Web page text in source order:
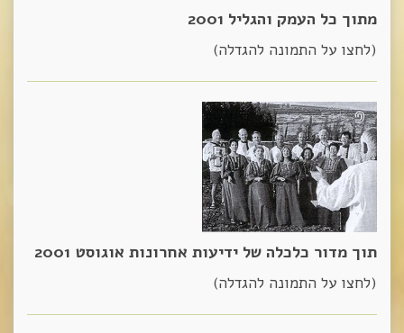
מתוך כל העמק והגליל 2001
(לחצו על התמונה להגדלה)
תוך מדור כלכלה של ידיעות אחרונות אוגוסט 2001
(לחצו על התמונה להגדלה)